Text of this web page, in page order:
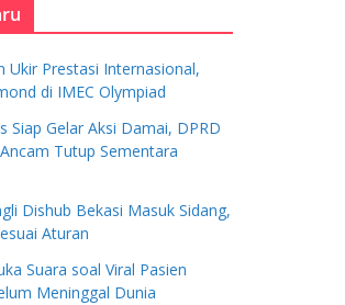
Ukir Prestasi Internasional,
di IMEC Olympiad
Siap Gelar Aksi Damai, DPRD
Tutup Sementara
Dishub Bekasi Masuk Sidang,
Aturan
Suara soal Viral Pasien
Meninggal Dunia